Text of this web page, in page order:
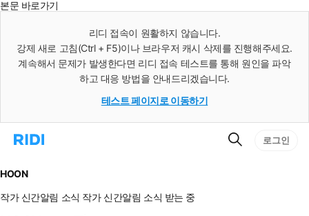
본문 바로가기
리디 접속이 원활하지 않습니다.
강제 새로 고침(Ctrl + F5)이나 브라우저 캐시 삭제를 진행해주세요.
계속해서 문제가 발생한다면 리디 접속 테스트를 통해 원인을 파악
하고 대응 방법을 안내드리겠습니다.
테스트 페이지로 이동하기
리
으
이
동
검
로그인
HOON
작가 신간알림 소식 작가 신간알림 소식 받는 중